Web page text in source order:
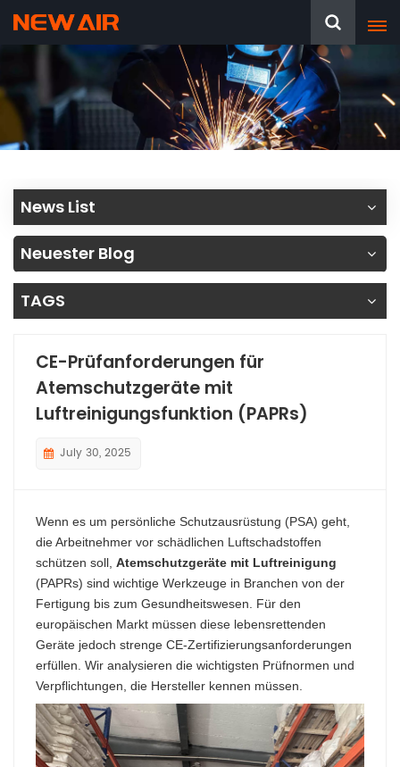
News List
Neuester Blog
TAGS
CE-Prüfanforderungen für
Atemschutzgeräte mit
Luftreinigungsfunktion (PAPRs)
July 30, 2025
Wenn es um persönliche Schutzausrüstung (PSA) geht,
die Arbeitnehmer vor schädlichen Luftschadstoffen
schützen soll, Atemschutzgeräte mit Luftreinigung
(PAPRs) sind wichtige Werkzeuge in Branchen von der
Fertigung bis zum Gesundheitswesen. Für den
europäischen Markt müssen diese lebensrettenden
Geräte jedoch strenge CE-Zertifizierungsanforderungen
erfüllen. Wir analysieren die wichtigsten Prüfnormen und
Verpflichtungen, die Hersteller kennen müssen.